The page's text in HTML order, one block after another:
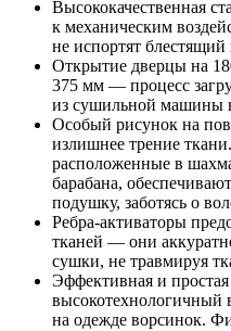
Высококачественная
к механическим
не испортят
Открытие дверцы на
375 мм — процесс
из сушильной машины
Особый рисунок на
излишнее трение
расположенные в
барабана,
подушку, заботясь о
Ребра-активаторы
тканей — они
сушки, не травмируя
Эффективная и
высокотехнологичный
на одежде ворсинок.